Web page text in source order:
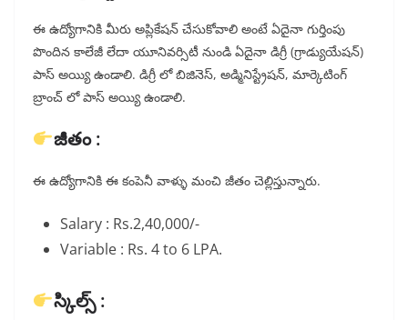
ఈ ఉద్యోగానికి మీరు అప్లికేషన్ చేసుకోవాలి అంటే ఏదైనా గుర్తింపు
పొందిన కాలేజీ లేదా యూనివర్సిటీ నుండి ఏదైనా డిగ్రీ (గ్రాడ్యుయేషన్)
పాస్ అయ్యి ఉండాలి. డిగ్రీ లో బిజినెస్, అడ్మినిస్ట్రేషన్, మార్కెటింగ్
బ్రాంచ్ లో పాస్ అయ్యి ఉండాలి.
జీతం :
ఈ ఉద్యోగానికి ఈ కంపెనీ వాళ్ళు మంచి జీతం చెల్లిస్తున్నారు.
Salary : Rs.2,40,000/-
Variable : Rs. 4 to 6 LPA.
స్కిల్స్ :